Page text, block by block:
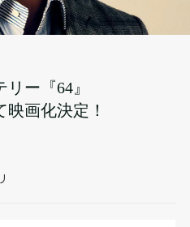
ー『64』
画化決定！